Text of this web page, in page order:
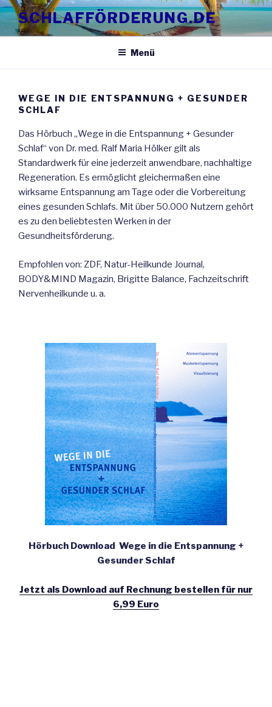
Zum
Inhalt
springen
SCHLAFFÖRDERUNG.DE
Menü
WEGE IN DIE ENTSPANNUNG + GESUNDER
SCHLAF
Das Hörbuch „Wege in die Entspannung + Gesunder
Schlaf“ von Dr. med. Ralf Maria Hölker gilt als
Standardwerk für eine jederzeit anwendbare, nachhaltige
Regeneration. Es ermöglicht gleichermaßen eine
wirksame Entspannung am Tage oder die Vorbereitung
eines gesunden Schlafs. Mit über 50.000 Nutzern gehört
es zu den beliebtesten Werken in der
Gesundheitsförderung.
Empfohlen von: ZDF, Natur-Heilkunde Journal,
BODY&MIND Magazin, Brigitte Balance, Fachzeitschrift
Nervenheilkunde u. a.
Hörbuch Download Wege in die Entspannung +
Gesunder Schlaf
Jetzt als Download auf Rechnung bestellen für nur
6,99 Euro